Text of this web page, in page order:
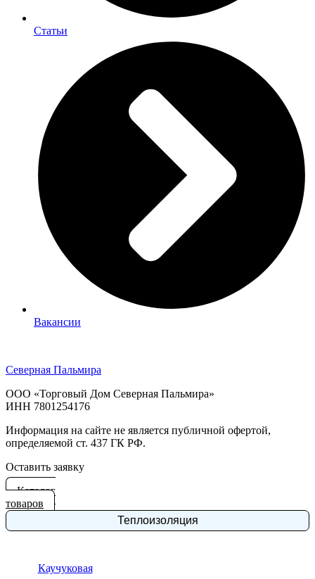
Статьи
Вакансии
Северная Пальмира
ООО «Торговый Дом Северная Пальмира»
ИНН 7801254176
Информация на сайте не является публичной офертой,
определяемой ст. 437 ГК РФ.
Оставить заявку
Каталог
товаров
Теплоизоляция
Каучуковая